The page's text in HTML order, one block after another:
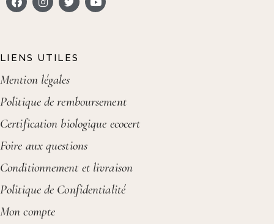
LIENS UTILES
Mention légales
Politique de remboursement
Certification biologique ecocert
Foire aux questions
Conditionnement et livraison
Politique de Confidentialité
Mon compte